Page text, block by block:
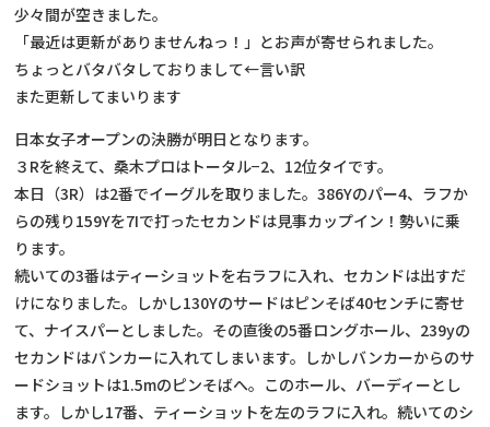
少々間が空きました。
「最近は更新がありませんねっ！」とお声が寄せられました。
ちょっとバタバタしておりまして←言い訳
また更新してまいります
日本女子オープンの決勝が明日となります。
３Rを終えて、桑木プロはトータル−2、12位タイです。
本日（3R）は2番でイーグルを取りました。386Yのパー4、ラフか
らの残り159Yを7Iで打ったセカンドは見事カップイン！勢いに乗
ります。
続いての3番はティーショットを右ラフに入れ、セカンドは出すだ
けになりました。しかし130Yのサードはピンそば40センチに寄せ
て、ナイスパーとしました。その直後の5番ロングホール、239yの
セカンドはバンカーに入れてしまいます。しかしバンカーからのサ
ードショットは1.5mのピンそばへ。このホール、バーディーとし
ます。しかし17番、ティーショットを左のラフに入れ。続いてのシ